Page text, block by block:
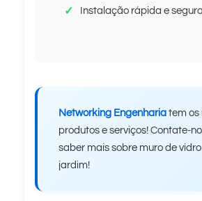
Instalação rápida e segura
Networking Engenharia tem os
produtos e serviços! Contate-
saber mais sobre muro de
jardim!